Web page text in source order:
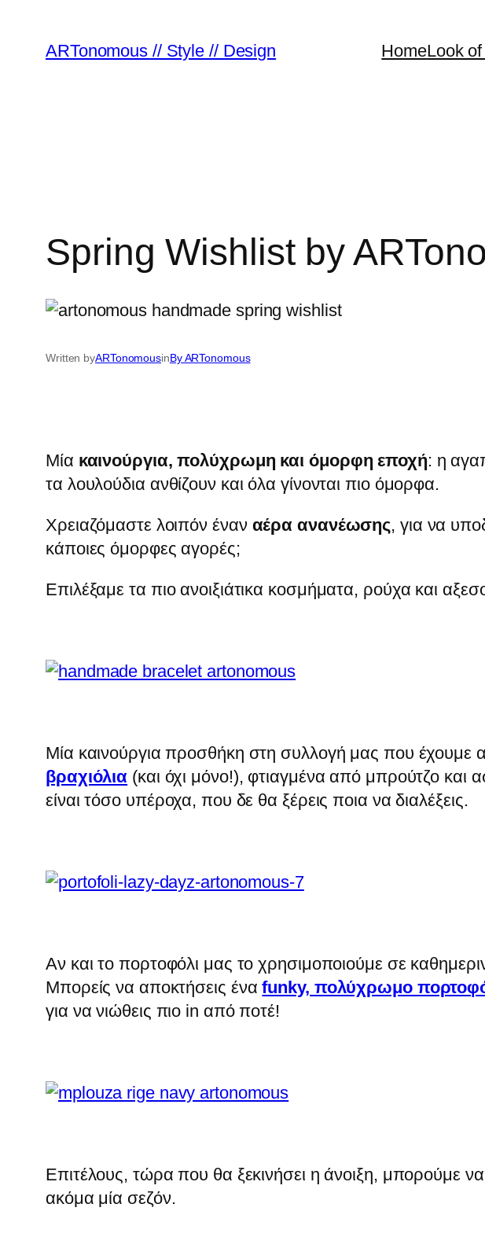
ARTonomous // Style // Design HomeLook
Spring Wishlist by
Written byARTonomousinBy ARTonomous
Μία καινούργια, πολύχρωμη και όμορφη εποχή: η
τα λουλούδια ανθίζουν και όλα γίνονται πιο όμορφα.
Χρειαζόμαστε λοιπόν έναν αέρα ανανέωσης, για να
κάποιες όμορφες αγορές;
Επιλέξαμε τα πιο ανοιξιάτικα κοσμήματα, ρούχα και
Μία καινούργια προσθήκη στη συλλογή μας που έχουμε
βραχιόλια (και όχι μόνο!), φτιαγμένα από μπρούτζο
είναι τόσο υπέροχα, που δε θα ξέρεις ποια να διαλέξεις.
Αν και το πορτοφόλι μας το χρησιμοποιούμε σε
Μπορείς να αποκτήσεις έναfunky, πολύχρωμο
για να νιώθεις πιο in από ποτέ!
Επιτέλους, τώρα που θα ξεκινήσει η άνοιξη, μπορούμε
ακόμα μία σεζόν.